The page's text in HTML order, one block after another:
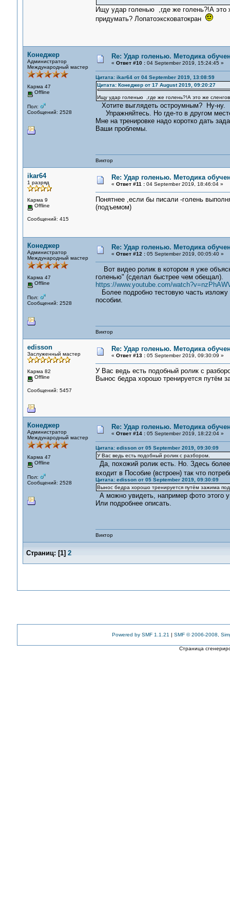
Ищу удар голенью ,где же голень?!А это
придумать? Лопатоэксковатокран
Конеджер
Администратор
Международный мастер
Карма 47
Offline
Пол:
Сообщений: 2528
Re: Удар голенью. Методика
« Ответ #10 :04 September 2019, 15:24:45 »
Цитата: ikar64 от 04 September 2019, 13:08:59
Цитата: Конеджер от 17 August 2019, 09:20:27
Ищу удар голенью ,где же голень?!А это же
Хотите выглядеть остроумным? Ну-ну.
Упражняйтесь. Но где-то в другом
Мне на тренировке надо коротко дать
Ваши проблемы.
Виктор
ikar64
1 разряд
Карма 9
Offline
Сообщений: 415
Re: Удар голенью. Методика
« Ответ #11 :04 September 2019, 18:46:04 »
Понятнее ,если бы писали -голень
(подъемом)
Конеджер
Администратор
Международный мастер
Карма 47
Offline
Пол:
Сообщений: 2528
Re: Удар голенью. Методика
« Ответ #12 :05 September 2019, 00:05:40 »
Вот видео ролик в котором я уже
голенью" (сделал быстрее чем обещал).
https://www.youtube.com/
Более подробно тестовую часть изложу
пособии.
Виктор
edisson
Заслуженный мастер
Карма 82
Offline
Сообщений: 5457
Re: Удар голенью. Методика
« Ответ #13 :05 September 2019, 09:30:09 »
У Вас ведь есть подобный ролик с
Вынос бедра хорошо тренируется путём
Конеджер
Администратор
Международный мастер
Карма 47
Offline
Пол:
Сообщений: 2528
Re: Удар голенью. Методика
« Ответ #14 :05 September 2019, 18:22:04 »
Цитата: edisson от 05 September 2019, 09:30:09
У Вас ведь есть подобный ролик с разбором.
Да, похожий ролик есть. Но. Здесь
входит в Пособие (встроен) так что
Цитата: edisson от 05 September 2019, 09:30:09
Вынос бедра хорошо тренируется путём зажима
А можно увидеть, например фото этого
Или подробнее описать.
Виктор
Страниц: [1] 2
Powered by SMF 1.1.21 | SMF © 2006-2008,
Страница